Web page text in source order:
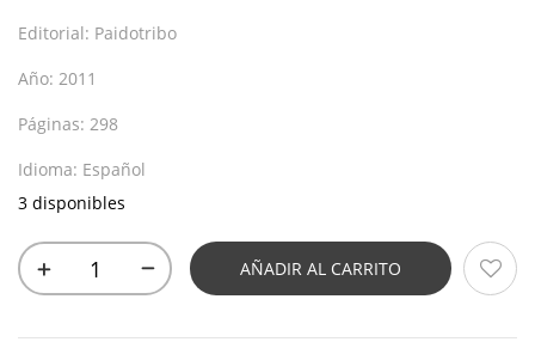
Editorial: Paidotribo
Año: 2011
Páginas: 298
Idioma: Español
3 disponibles
AÑADIR AL CARRITO